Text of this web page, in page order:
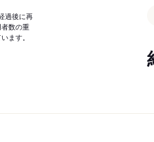
過後に再
数の重
ます。